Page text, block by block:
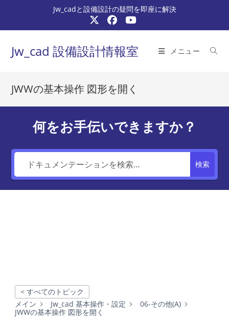
テ
ッ
Jw_cadと設備設計の疑問を即座に解決
Jw_cad 設備設計情報室 メニュー
JWWの基本操作 図形を開く
何をお手伝いできますか？
検索
< すべてのトピック
メイン
Jw_cad 基本操作・設定
06-その他(A)
JWWの基本操作 図形を開く